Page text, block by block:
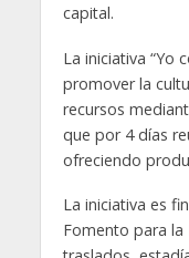
capital.
La iniciativa “Yo
promover la
recursos
que por 4 días
ofreciendo
La iniciativa es
Fomento para la